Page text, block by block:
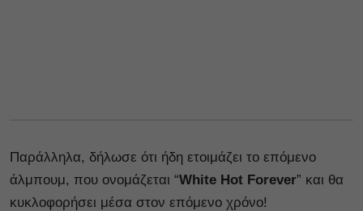
Παράλληλα, δήλωσε ότι ήδη ετοιμάζει το επόμενο
άλμπουμ, που ονομάζεται “White Hot Forever” και θα
κυκλοφορήσει μέσα στον επόμενο χρόνο!